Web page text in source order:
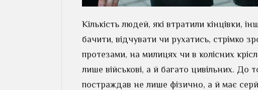
Кількість людей, які втратили кінцівки,
бачити, відчувати чи рухатись, стрімко
протезами, на милицях чи в колісних
лише військові, а й багато цивільних. До
постраждав не лише фізично, а й має